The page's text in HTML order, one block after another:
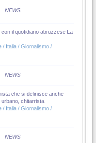
NEWS
il quotidiano abruzzese La
/ Italia / Giornalismo /
NEWS
che si definisce anche
chitarrista.
/ Italia / Giornalismo /
NEWS